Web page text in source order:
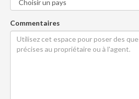
Commentaires